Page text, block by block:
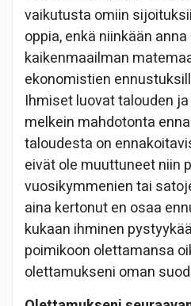
vaikutusta omiin
oppia, enkä niinkään
kaikenmaailman
ekonomistien
Ihmiset luovat talouden
melkein mahdotonta
taloudesta on
eivät ole muuttuneet niin
vuosikymmenien tai
aina kertonut en osaa
kukaan ihminen
poimikoon olettamansa
olettamukseni oman